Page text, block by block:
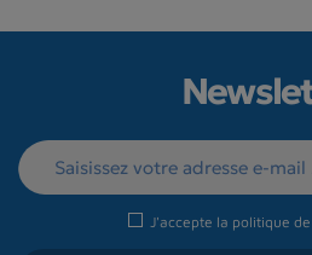
J'accepte la politique